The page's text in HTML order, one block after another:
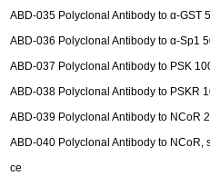
ABD-035 Polyclonal Antibody to α-GST
ABD-036 Polyclonal Antibody to α-Sp1
ABD-037 Polyclonal Antibody to PSK
ABD-038 Polyclonal Antibody to PSKR
ABD-039 Polyclonal Antibody to NCoR
ABD-040 Polyclonal Antibody to
ce